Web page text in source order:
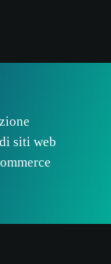
siti web